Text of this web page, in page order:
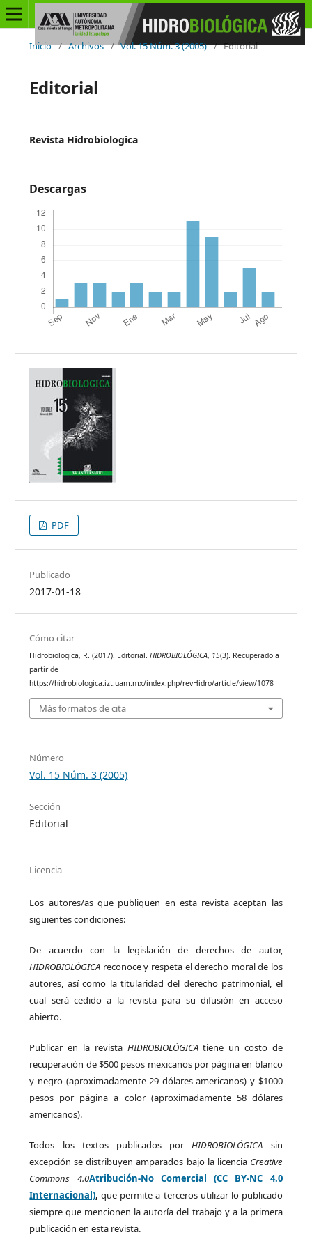
Inicio / Archivos / Vol. 15 Núm. 3 (2005) / Editorial
Editorial
Revista Hidrobiologica
Descargas
PDF
Publicado
2017-01-18
Cómo citar
Hidrobiologica, R. (2017). Editorial.HIDROBIOLÓGICA, 15(3). Recuperado a
partir de
https://hidrobiologica.izt.uam.mx/index.php/revHidro/article/view/1078
Más formatos de cita
Número
Vol. 15 Núm. 3 (2005)
Sección
Editorial
Licencia
Los autores/as que publiquen en esta revista aceptan las
siguientes condiciones:
De acuerdo con la legislación de derechos de autor,
HIDROBIOLÓGICA reconoce y respeta el derecho moral de los
autores, así como la titularidad del derecho patrimonial, el
cual será cedido a la revista para su difusión en acceso
abierto.
Publicar en la revista HIDROBIOLÓGICAtiene un costo de
recuperación de $500 pesos mexicanos por página en blanco
y negro (aproximadamente 29 dólares americanos) y $1000
pesos por página a color (aproximadamente 58 dólares
americanos).
Todos los textos publicados porHIDROBIOLÓGICA sin
excepción se distribuyen amparados bajo la licencia Creative
Commons 4.0Atribución-No Comercial (CC BY-NC 4.0
Internacional),que permite a terceros utilizar lo publicado
siempre que mencionen la autoría del trabajo y a la primera
publicación en esta revista.